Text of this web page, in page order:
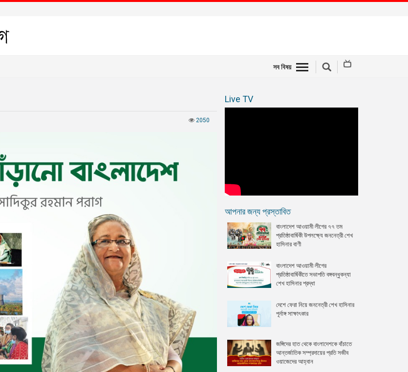
সব বিষয়
2050
Live TV
আপনার জন্য প্রস্তাবিত
বাংলাদেশ আওয়ামী লীগের ৭৭ তম
প্রতিষ্ঠাবার্ষিকী উপলক্ষ্যে জননেত্রী শেখ
হাসিনার বাণী
বাংলাদেশ আওয়ামী লীগের
প্রতিষ্ঠাবার্ষিকীতে সভাপতি বঙ্গবন্ধুকন্যা
শেখ হাসিনার শ্রদ্ধা
দেশে ফেরা নিয়ে জননেত্রী শেখ হাসিনার
পূর্নাঙ্গ সাক্ষাৎকার
জঙ্গিদের হাত থেকে বাংলাদেশকে বাঁচাতে
আন্তর্জাতিক সম্প্রদায়ের প্রতি সজীব
ওয়াজেদের আহ্বান